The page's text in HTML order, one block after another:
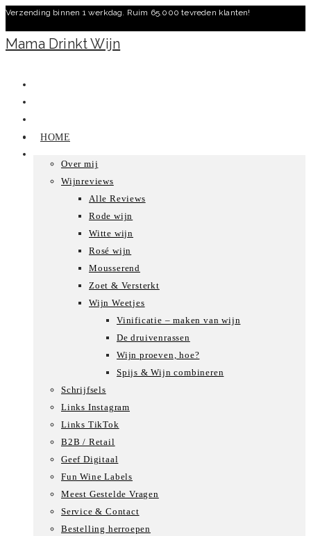
Ga
naar
inhoud
Verzending binnen 1 werkdag. Ruim 65.000 tevreden klanten!
Mama Drinkt Wijn
HOME
Over mij
Wijnreviews
Alle Reviews
Rode wijn
Witte wijn
Rosé wijn
Mousserend
Zoet & Versterkt
Wijn Weetjes
Vinificatie – maken van wijn
De druivenrassen
Wijn proeven, hoe?
Spijs & Wijn combineren
Schrijfsels
Links Instagram
Links TikTok
B2B / Retail
Geef Digitaal
Fun Wine Labels
Meest Gestelde Vragen
Service & Contact
Bestelling herroepen